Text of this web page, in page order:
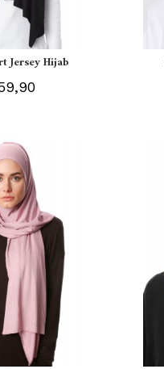
Jersey Hijab